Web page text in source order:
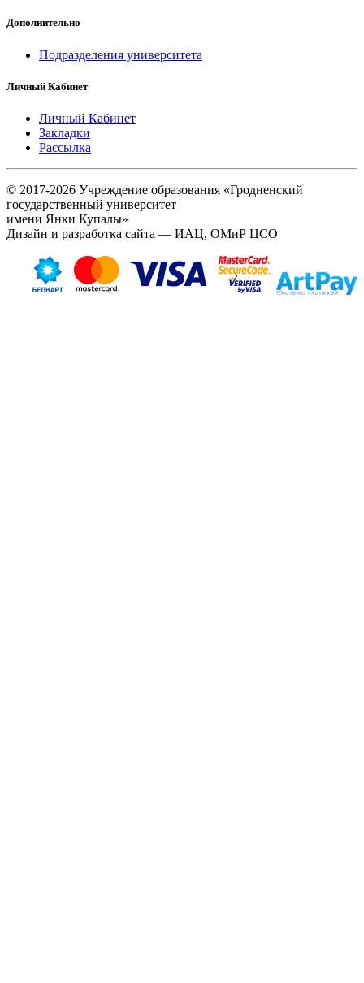
Дополнительно
Подразделения университета
Личный Кабинет
Личный Кабинет
Закладки
Рассылка
© 2017-2026 Учреждение образования «Гродненский
государственный университет
имени Янки Купалы»
Дизайн и разработка сайта — ИАЦ, ОМиР ЦСО